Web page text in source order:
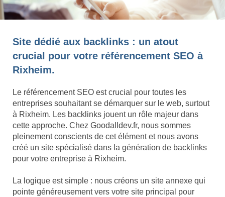
Site dédié aux backlinks : un atout
crucial pour votre référencement SEO à
Rixheim.
Le référencement SEO est crucial pour toutes les
entreprises souhaitant se démarquer sur le web, surtout
à Rixheim. Les backlinks jouent un rôle majeur dans
cette approche. Chez Goodalldev.fr, nous sommes
pleinement conscients de cet élément et nous avons
créé un site spécialisé dans la génération de backlinks
pour votre entreprise à Rixheim.
La logique est simple : nous créons un site annexe qui
pointe généreusement vers votre site principal pour